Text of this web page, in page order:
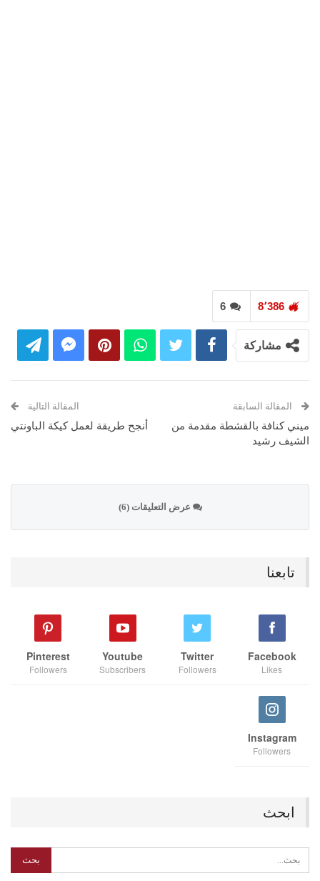
6 8٬386
مشاركة
المقالة السابقة
ميني كنافة بالقشطة مقدمة من
الشيف رشيد
المقالة التالية
أنجح طريقة لعمل كيكة الباونتي
عرض التعليقات (6)
تابعنا
Facebook
Likes
Twitter
Followers
Youtube
Subscribers
Pinterest
Followers
Instagram
Followers
ابحث